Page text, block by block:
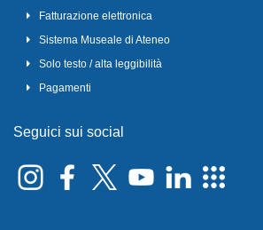
Fatturazione elettronica
Sistema Museale di Ateneo
Solo testo / alta leggibilità
Pagamenti
Seguici sui social